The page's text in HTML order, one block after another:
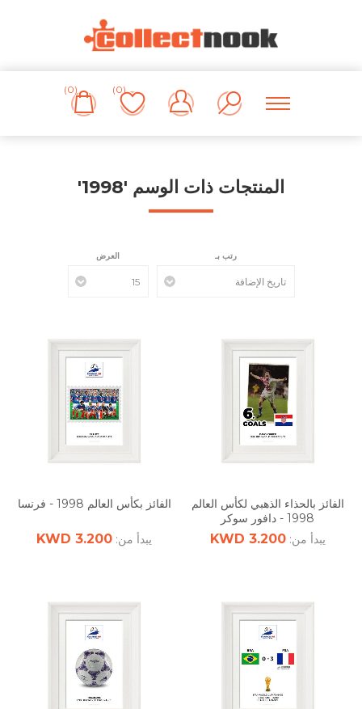
(0)
(0)
المنتجات ذات الوسم '1998'
رتب بـ العرض
الفائز بالحذاء الذهبي لكأس العالم
1998 - دافور سوكر
يبدأ من:3.200 KWD
الفائز بكأس العالم 1998 - فرنسا
يبدأ من: 3.200 KWD